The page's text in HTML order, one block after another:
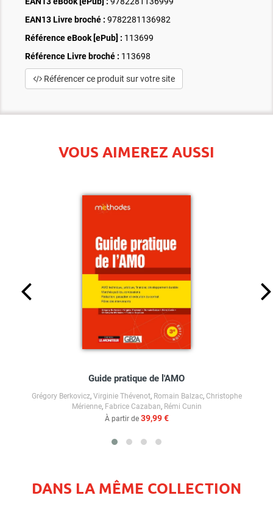
EAN13 Livre broché : 9782281136982
Référence eBook [ePub] : 113699
Référence Livre broché : 113698
Référencer ce produit sur votre site
VOUS AIMEREZ AUSSI
Guide pratique de l'AMO
Grégory Berkovicz, Virginie Thévenot, Romain Balzac, Christophe
Mérienne, Fabrice Cazaban, Rémi Cunin
À partir de 39,99 €
DANS LA MÊME COLLECTION